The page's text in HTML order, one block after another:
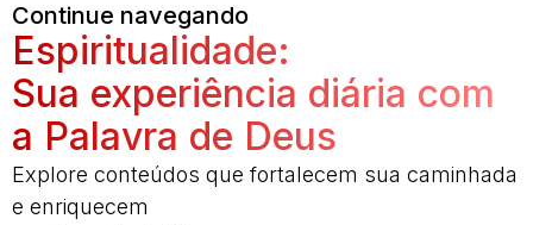
Continue navegando
Espiritualidade:
Sua experiência diária com
a Palavra de Deus
Explore conteúdos que fortalecem sua caminhada
e enriquecem